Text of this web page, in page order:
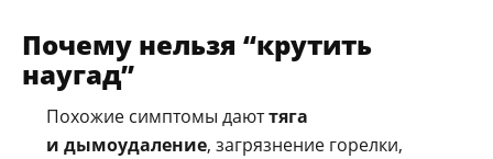
Почему нельзя “крутить
наугад”
Похожие симптомы даюттяга
и дымоудаление, загрязнение горелки,